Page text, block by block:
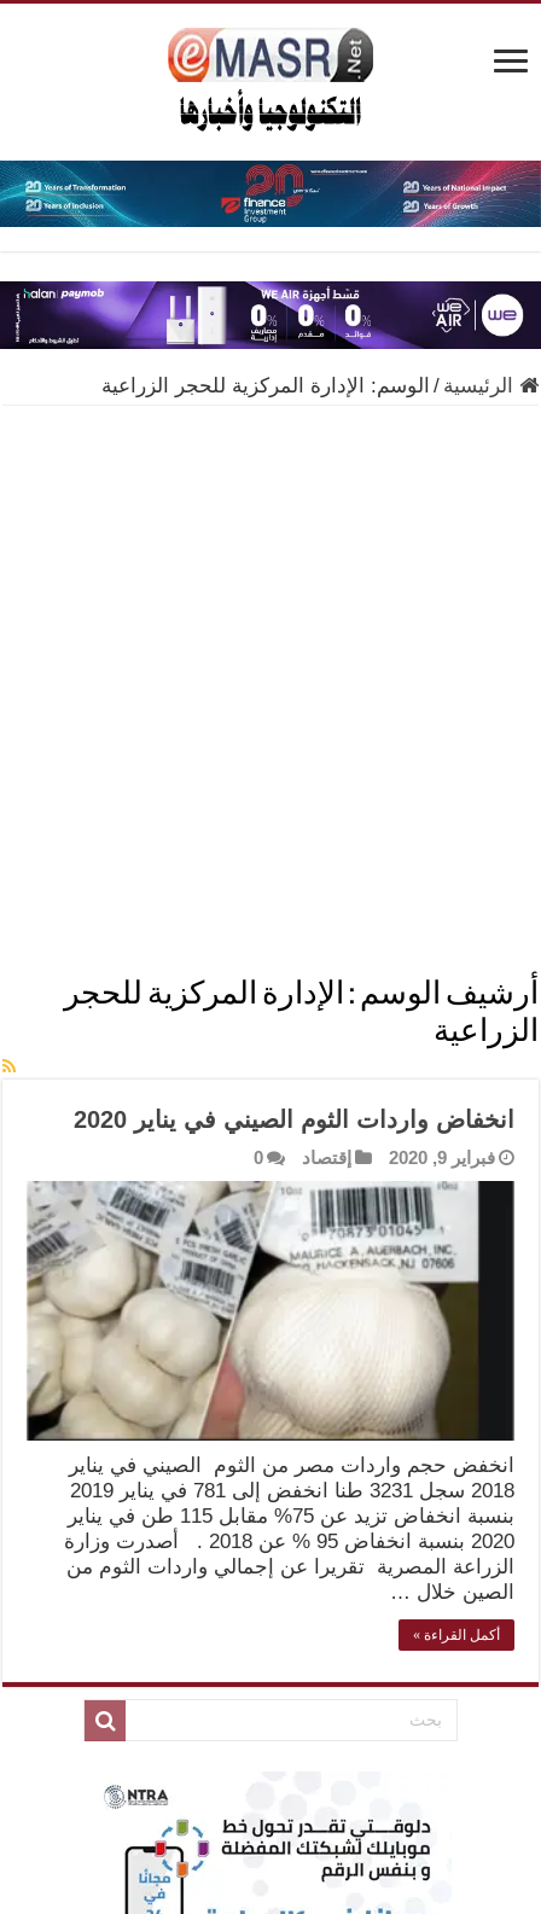
الرئيسية / الوسم: الإدارة المركزية للحجر الزراعية
أرشيف الوسم : الإدارة المركزية للحجر
الزراعية
انخفاض واردات الثوم الصيني في يناير 2020
فبراير 9, 2020 إقتصاد 0
انخفض حجم واردات مصر من الثوم الصيني في يناير
2018 سجل 3231 طنا انخفض إلى 781 في يناير 2019
بنسبة انخفاض تزيد عن 75% مقابل 115 طن في يناير
2020 بنسبة انخفاض 95 % عن 2018 . أصدرت وزارة
الزراعة المصرية تقريرا عن إجمالي واردات الثوم من
الصين خلال …
أكمل القراءة »